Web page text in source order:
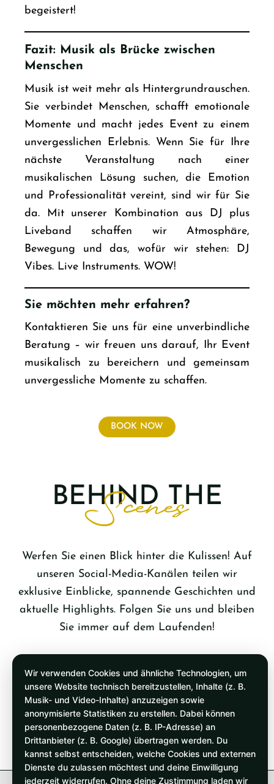
begeistert!
Fazit: Musik als Brücke zwischen
Menschen
Musik ist weit mehr als Hintergrundrauschen.
Sie verbindet Menschen, schafft emotionale
Momente und macht jedes Event zu einem
unvergesslichen Erlebnis. Wenn Sie für Ihre
nächste Veranstaltung nach einer
musikalischen Lösung suchen, die Emotion
und Professionalität vereint, sind wir für Sie
da. Mit unserer Kombination aus
DJ plus
Liveband
schaffen wir Atmosphäre,
Bewegung und das, wofür wir stehen: DJ
Vibes. Live Instruments. WOW!
Sie möchten mehr erfahren?
Kontaktieren Sie uns für eine unverbindliche
Beratung – wir freuen uns darauf, Ihr Event
musikalisch zu bereichern und gemeinsam
unvergessliche Momente zu schaffen.
BOOK NOW
BEHIND THE
Scenes
Werfen Sie einen Blick hinter die Kulissen! Auf
unseren Social-Media-Kanälen teilen wir
exklusive Einblicke, spannende Geschichten und
aktuelle Highlights. Folgen Sie uns und bleiben
Sie immer auf dem Laufenden!
Wir verwenden Cookies und ähnliche Technologien, um
unsere Website technisch bereitzustellen, Inhalte (z. B.
Musik- und Video-Inhalte) anzuzeigen sowie
anonymisierte Statistiken zu erstellen. Dabei können
personenbezogene Daten (z. B. IP-Adresse) an
Drittanbieter (z. B. Google) übertragen werden. Du
kannst selbst entscheiden, welche Cookies und externen
Dienste du zulassen möchtest und deine Einwilligung
jederzeit widerrufen. Ohne deine Zustimmung laden wir